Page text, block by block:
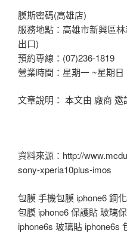
膜斯密碼(高雄店)
服務地點：高雄市新興區
出口)
預約專線：(07)236-1819
營業時間：星期一 ~星期
文章說明： 本文由 廠商
資料來源：http://
sony-xperia10plus-imos
包膜 手機包膜 iphone6 鋼
包膜 iphone6 保護貼 玻璃
iphone6s 玻璃貼 iphone6s